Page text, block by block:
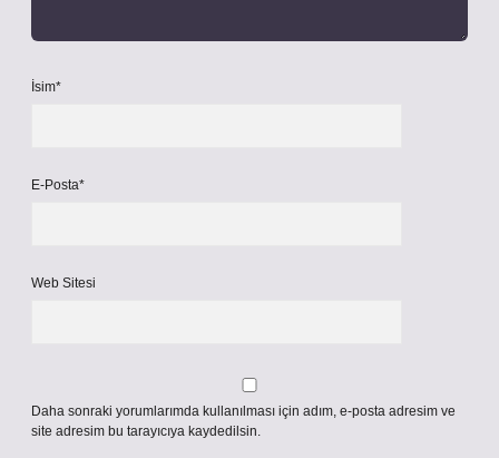
İsim*
E-Posta*
Web Sitesi
Daha sonraki yorumlarımda kullanılması için adım, e-posta adresim ve
site adresim bu tarayıcıya kaydedilsin.